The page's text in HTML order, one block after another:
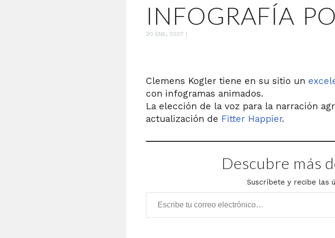
INFOGRAFÍA
20 ENE, 2007 |
Clemens Kogler tiene en su sitio un
con infogramas animados.
La elección de la voz para la narración
actualización de Fitter Happier.
Descubre más
Suscríbete y recibe las
Escribe tu correo electrónico…